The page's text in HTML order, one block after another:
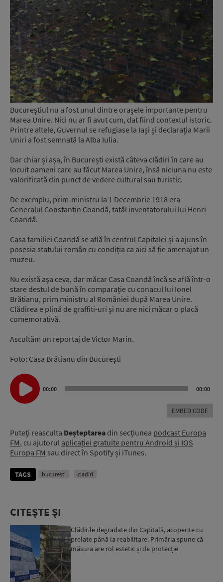
Bucureștiul nu a fost unul dintre orașele importante pentru
Marea Unire. Nici nu ar fi avut cum, dat fiind contextul istoric.
Printre altele, Guvernul se refugiase la Iași și declarația Marii
Uniri a fost semnată la Alba Iulia.
Dar chiar și așa, în București există câteva clădiri în care au
locuit oameni care au făcut Marea Unire, însă niciuna nu este
valorificată din punct de vedere cultural sau turistic.
De exemplu, prim-ministru la 1 Decembrie 1918 era
Generalul Constantin Coandă, tatăl inventatorului lui Henri
Coandă.
Casa familiei Coandă se află în centrul Capitalei și a ajuns în
posesia statului român cu condiția ca aici să fie amenajat un
muzeu.
Nu există așa ceva, dar măcar Casa Coandă încă se află într-o
stare destul de bună în comparație cu conacul lui Ionel
Brătianu, prim ministru al României după Marea Unire.
Clădirea e plină de graffiti-uri și nu are nici măcar o placă
comemorativă.
Ascultăm un reportaj de Victor Marin.
Foto: Casa Brătianu din București
Audio
Player
00:00 00:00
EMBED CODE
Puteți reasculta Deșteptarea din secțiunea podcast Europa
FM, cu ajutorul aplicației gratuite pentru Android și IOS
Europa FM sau direct în Spotify și iTunes.
TAGS bucuresti cladiri
CITEȘTE ȘI
Clădirile degradate din Capitală, acoperite cu
prelate până la reabilitare. Primăria spune că
măsura are rol estetic și de protecție